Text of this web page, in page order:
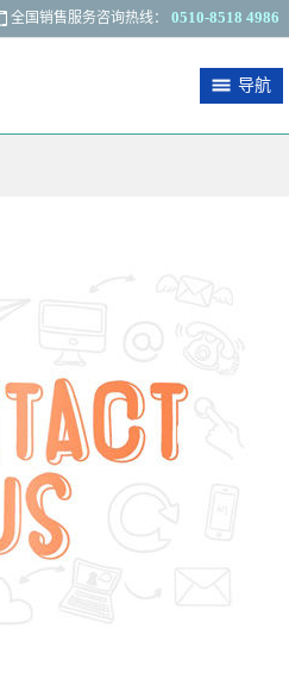
全国销售服务咨询热线： 0510-8518 4986
导航